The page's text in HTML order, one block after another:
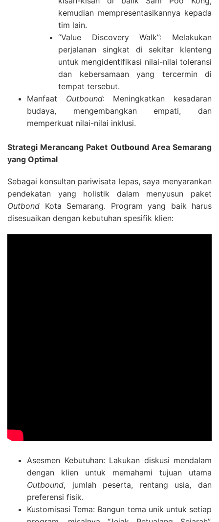
kemudian mempresentasikannya kepada
tim lain.
“Value Discovery Walk”: Melakukan
perjalanan singkat di sekitar klenteng
untuk mengidentifikasi nilai-nilai toleransi
dan kebersamaan yang tercermin di
tempat tersebut.
Manfaat Outbound: Meningkatkan kesadaran
budaya, mengembangkan empati, dan
memperkuat nilai-nilai inklusi.
Strategi Merancang Paket Outbound Area Semarang
yang Optimal
Sebagai konsultan pariwisata lepas, saya menyarankan
pendekatan yang holistik dalam menyusun paket
Outbond Kota Semarang. Program yang baik harus
disesuaikan dengan kebutuhan spesifik klien:
Asesmen Kebutuhan: Lakukan diskusi mendalam
dengan klien untuk memahami tujuan utama
Outbound, jumlah peserta, rentang usia, dan
preferensi fisik.
Kustomisasi Tema: Bangun tema unik untuk setiap